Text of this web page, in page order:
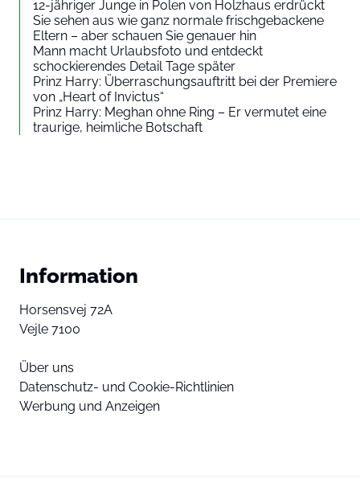
12-jähriger Junge in Polen von Holzhaus erdrückt
Sie sehen aus wie ganz normale frischgebackene
Eltern – aber schauen Sie genauer hin
Mann macht Urlaubsfoto und entdeckt
schockierendes Detail Tage später
Prinz Harry: Überraschungsauftritt bei der Premiere
von „Heart of Invictus“
Prinz Harry: Meghan ohne Ring – Er vermutet eine
traurige, heimliche Botschaft
Information
Horsensvej 72A
Vejle 7100
Über uns
Datenschutz- und Cookie-Richtlinien
Werbung und Anzeigen